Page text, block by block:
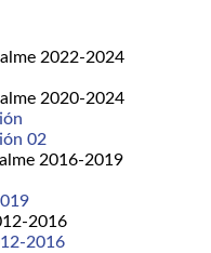
2022-2024
2020-2024
02
2016-2019
2016
2016